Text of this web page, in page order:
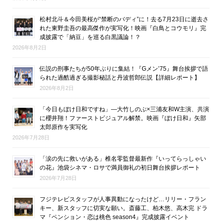
松村北斗＆今田美桜が“禁断のバディ”に！去る7月23日に逝去さ
れた東野圭吾の最高傑作が実写化！映画『白鳥とコウモリ』完
成披露で「納豆」を巡る白黒議論！？
2026年8月2日
伝説の刑事たちが50年ぶりに集結！『Gメン’75』舞台挨拶で語
られた過酷過ぎる撮影秘話と丹波哲郎伝説【詳細レポート】
2026年8月2日
「今日もぼけ日和ですね」―大竹しのぶ×三浦友和W主演、共演
に櫻井翔！ファーストビジュアル解禁。映画『ぼけ日和』矢部
太郎原作を実写化
2026年7月28日
「涙の先に救いがある」椎名零監督最新作『いってらっしゃい
の花』池袋シネマ・ロサで満員御礼の初日舞台挨拶レポート
2026年7月28日
フジテレビスタッフが人事異動になったけど…リリー・フラン
キー、新スタッフに切実な願い。斎藤工、柏木悠、高木完 ドラ
マ『ペンション・恋は桃色 season4』完成披露イベント